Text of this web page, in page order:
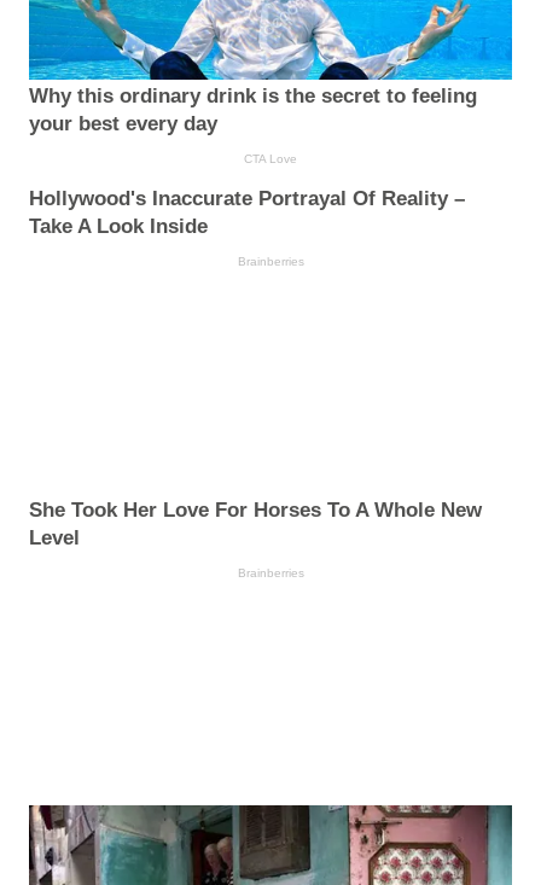
Why this ordinary drink is the secret to feeling
your best every day
CTA Love
Hollywood's Inaccurate Portrayal Of Reality –
Take A Look Inside
Brainberries
She Took Her Love For Horses To A Whole New
Level
Brainberries